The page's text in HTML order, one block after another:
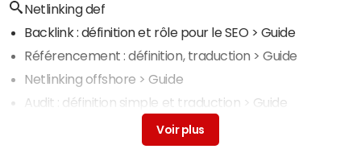
Netlinking def
Backlink : définition et rôle pour le SEO > Guide
Référencement : définition, traduction > Guide
Netlinking offshore > Guide
Audit : définition simple et traduction > Guide
Search Console : comprendre l'outil analytics de